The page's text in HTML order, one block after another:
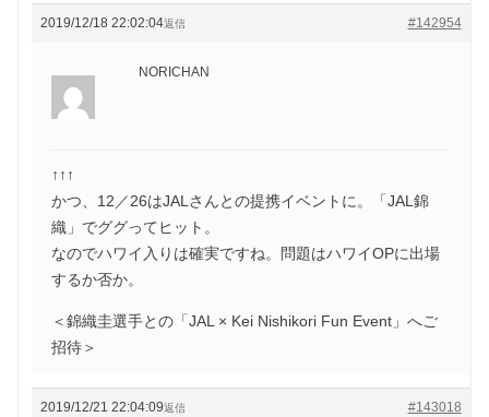
2019/12/18 22:02:04 #142954
返信
NORICHAN
↑↑↑
かつ、12／26はJALさんとの提携イベントに。「JAL錦
織」でググってヒット。
なのでハワイ入りは確実ですね。問題はハワイOPに出場
するか否か。
＜錦織圭選手との「JAL × Kei Nishikori Fun Event」へご
招待＞
2019/12/21 22:04:09 #143018
返信